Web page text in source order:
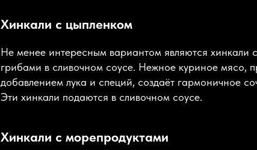
Хинкали с цыпленком
Не менее интересным вариантом являются хинкали
грибами в сливочном соусе. Нежное куриное мясо,
добавлением лука и специй, создаёт гармоничное
Эти хинкали подаются в сливочном соусе.
Хинкали с морепродуктами